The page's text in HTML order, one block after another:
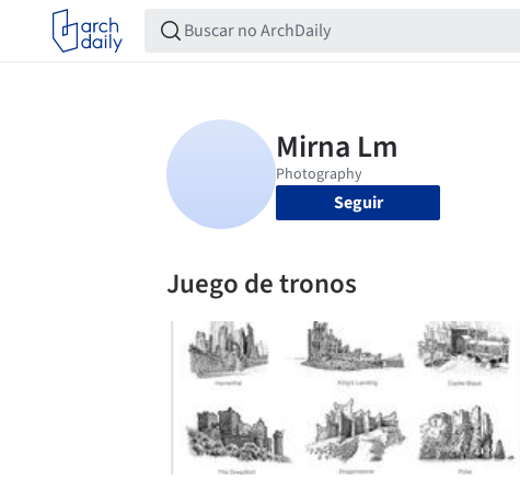
Seguir
Juego de tronos